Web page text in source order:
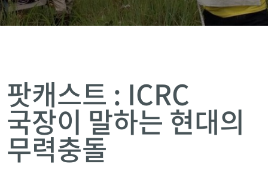
팟캐스트 : ICRC
국장이 말하는 현대의
무력충돌